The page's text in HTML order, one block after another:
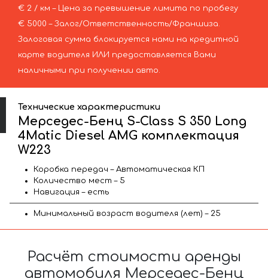
€ 2 / км – Цена за превышение лимита по пробегу
€ 5000 – Залог/Ответственность/Франшиза.
Залоговая сумма блокируется нами на кредитной
карте водителя ИЛИ предоставляется Вами
наличными при получении авто.
Технические характеристики
Мерседес-Бенц S-Class S 350 Long
4Matic Diesel AMG комплектация
W223
Коробка передач – Автоматическая КП
Количество мест – 5
Навигация – есть
Минимальный возраст водителя (лет) – 25
Расчёт стоимости аренды
автомобиля Мерседес-Бенц